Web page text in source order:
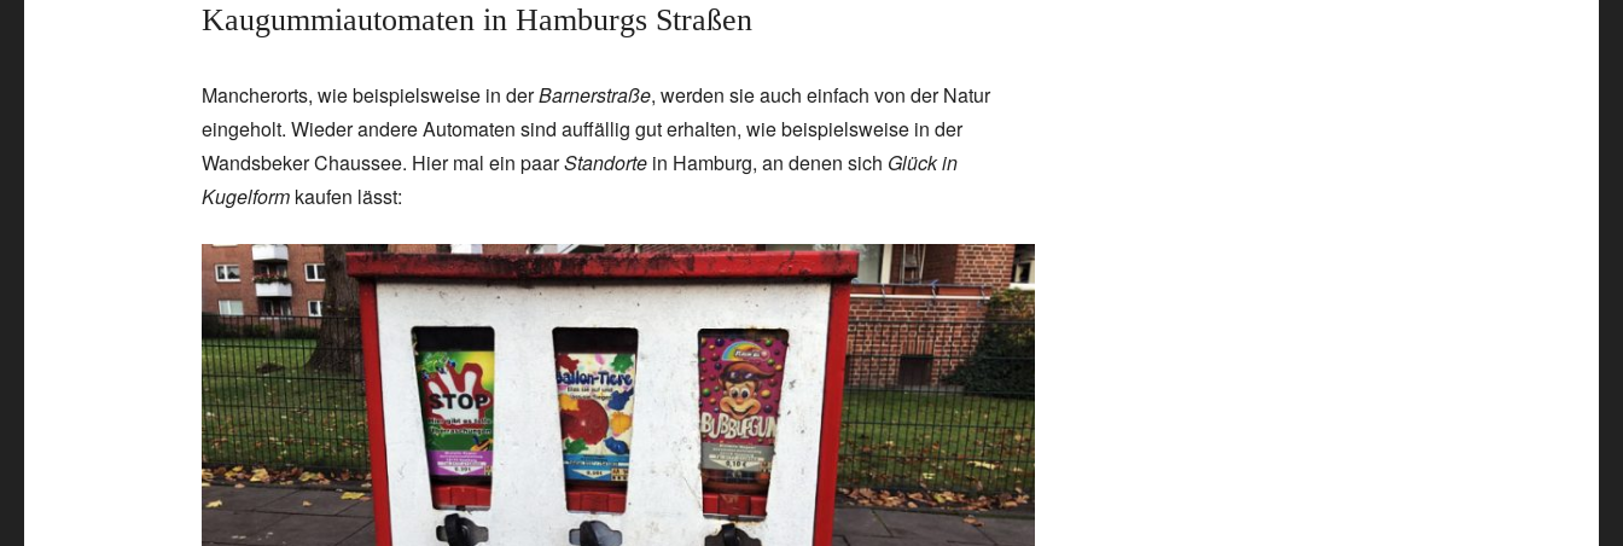
Kaugummiautomaten in Hamburgs Straßen
Mancherorts, wie beispielsweise in derBarnerstraße, werden sie auch einfach von der Natur
eingeholt. Wieder andere Automaten sind auffällig gut erhalten, wie beispielsweise in der
Wandsbeker Chaussee. Hier mal ein paarStandorte in Hamburg, an denen sich Glück in
Kugelform kaufen lässt: